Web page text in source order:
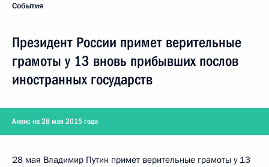
События
Президент России примет верительные
грамоты у 13 вновь прибывших послов
иностранных государств
Анонс на 28 мая 2015 года
28 мая Владимир Путин примет верительные грамоты у 13